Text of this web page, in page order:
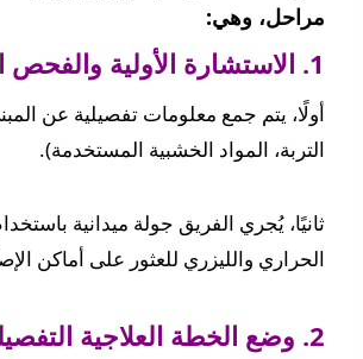
مراحل، وهي:
1. الاستشارة الأولية والفحص الميداني
أولًا، يتم جمع معلومات تفصيلية عن
التربة، المواد الخشبية المستخدمة).
ثانيًا، يُجري الفريق جولة ميدانية
الحراري والليزري للعثور على أماكن
2. وضع الخطة العلاجية التفصيلية